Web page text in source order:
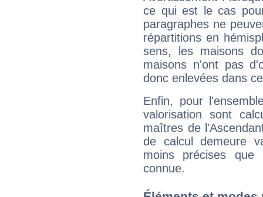
ce qui est le cas
paragraphes ne
répartitions en
sens, les maisons
maisons n'ont pas
donc enlevées dans
Enfin, pour
valorisation sont
maîtres de
de calcul demeure
moins précises que
connue.